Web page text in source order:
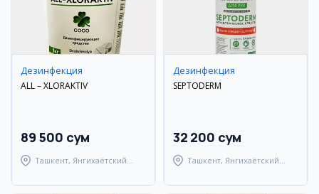
Дезинфекция
ALL – XLORAKTIV
89 500 сум
Ташкент, Янгихаётский
Дезинфекция
SEPTODERM
32 200 сум
Ташкент, Янгихаётский